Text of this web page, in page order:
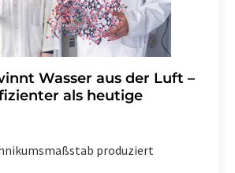
Wasser aus der Luft –
als heutige
produziert